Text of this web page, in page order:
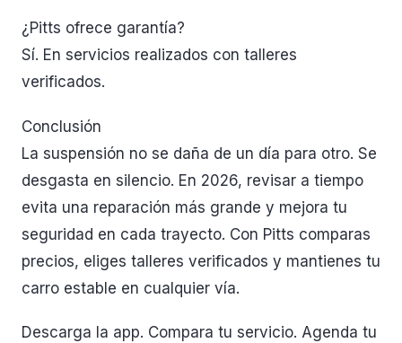
¿Pitts ofrece garantía?
Sí. En servicios realizados con talleres
verificados.
Conclusión
La suspensión no se daña de un día para otro. Se
desgasta en silencio. En 2026, revisar a tiempo
evita una reparación más grande y mejora tu
seguridad en cada trayecto. Con Pitts comparas
precios, eliges talleres verificados y mantienes tu
carro estable en cualquier vía.
Descarga la app. Compara tu servicio. Agenda tu